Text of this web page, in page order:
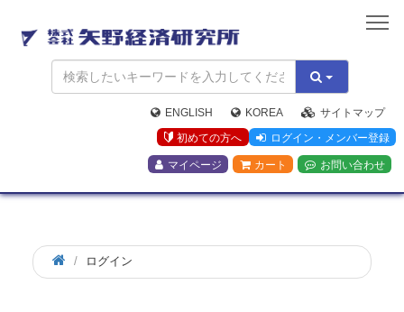
矢
野
経
済
研
究
所
ENGLISH KOREA
サイトマップ
初めての方へ
ログイン・メンバー登録
マイページ カート お問い合わせ
ログイン